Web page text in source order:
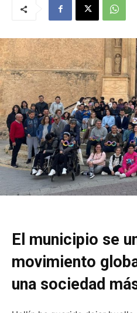
El municipio se
movimiento
una sociedad